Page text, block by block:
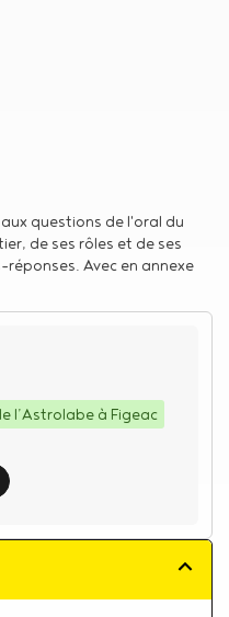
questions de l'oral du
de ses rôles et de ses
Avec en annexe
l’Astrolabe à Figeac